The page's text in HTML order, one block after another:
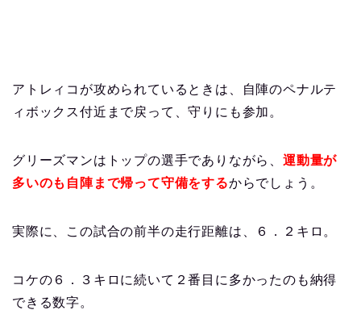
アトレィコが攻められているときは、自陣のペナルテ
ィボックス付近まで戻って、守りにも参加。
グリーズマンはトップの選手でありながら、 運動量が
多いのも自陣まで帰って守備をするからでしょう。
実際に、この試合の前半の走行距離は、６．２キロ。
コケの６．３キロに続いて２番目に多かったのも納得
できる数字。